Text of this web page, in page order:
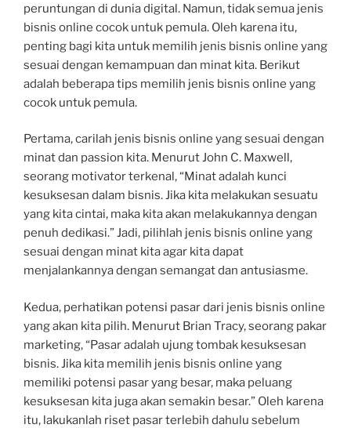
peruntungan di dunia digital. Namun, tidak semua jenis
bisnis online cocok untuk pemula. Oleh karena itu,
penting bagi kita untuk memilih jenis bisnis online yang
sesuai dengan kemampuan dan minat kita. Berikut
adalah beberapa tips memilih jenis bisnis online yang
cocok untuk pemula.
Pertama, carilah jenis bisnis online yang sesuai dengan
minat dan passion kita. Menurut John C. Maxwell,
seorang motivator terkenal, “Minat adalah kunci
kesuksesan dalam bisnis. Jika kita melakukan sesuatu
yang kita cintai, maka kita akan melakukannya dengan
penuh dedikasi.” Jadi, pilihlah jenis bisnis online yang
sesuai dengan minat kita agar kita dapat
menjalankannya dengan semangat dan antusiasme.
Kedua, perhatikan potensi pasar dari jenis bisnis online
yang akan kita pilih. Menurut Brian Tracy, seorang pakar
marketing, “Pasar adalah ujung tombak kesuksesan
bisnis. Jika kita memilih jenis bisnis online yang
memiliki potensi pasar yang besar, maka peluang
kesuksesan kita juga akan semakin besar.” Oleh karena
itu, lakukanlah riset pasar terlebih dahulu sebelum